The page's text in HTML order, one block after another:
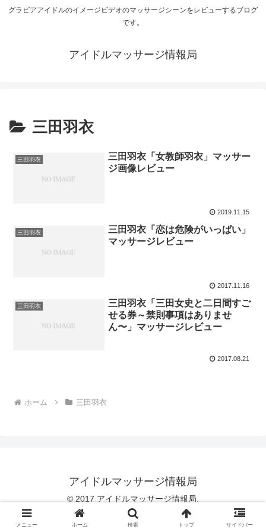
グラビアアイドルのイメージビデオのマッサージシーンをレビューするブログ
です。
アイドルマッサージ情報局
三田羽衣
三田羽衣
三田羽衣「女教師羽衣」マッサー
ジ画像レビュー
2019.11.15
三田羽衣
三田羽衣「恋は危険がいっぱい」
マッサージレビュー
2017.11.16
三田羽衣
三田羽衣「三田女史と二日間すご
せる券～禁則事項はありませ
ん〜」マッサージレビュー
2017.08.21
ホーム 三田羽衣
アイドルマッサージ情報局
© 2017 アイドルマッサージ情報局.
メニュー ホーム 検索 トップ サイドバー